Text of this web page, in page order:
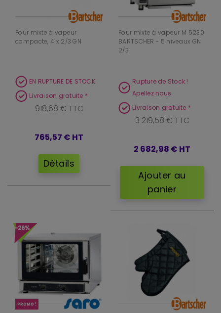
Four mixte à vapeur
compacte, 4 x 2/3 GN
EN RUPTURE DE STOCK
Livraison gratuite *
918,68 € TTC
765,57 € HT
Détails
Four mixte à vapeur M 5230
BARTSCHER - 5 niveaux GN
2/3
Rupture de Stock !
Apellez nous
Livraison gratuite *
3 219,58 € TTC
2 682,98 € HT
Ajouter au
panier
-26%
PROMO !